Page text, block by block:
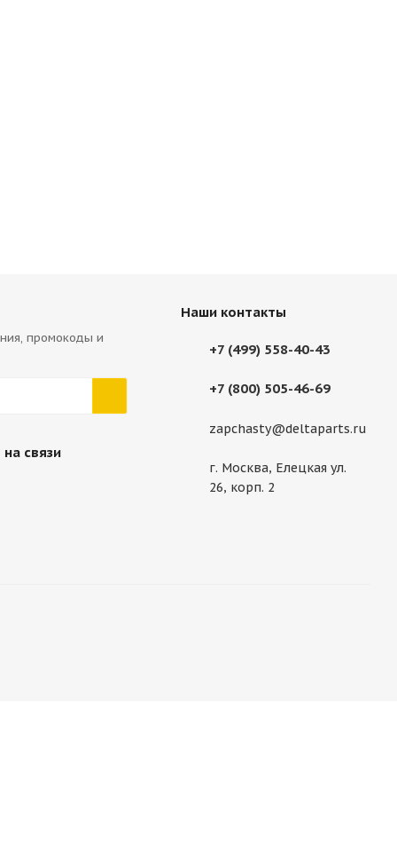
промокоды и
связи
Наши контакты
+7 (499) 558-40-43
+7 (800) 505-46-69
zapchasty@deltaparts.ru
г. Москва, Елецкая ул.
26, корп. 2